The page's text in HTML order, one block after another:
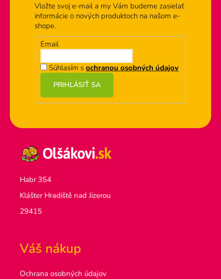
Vložte svoj e-mail a my Vám budeme zasielať
informácie o nových produktoch na našom e-
shope.
Email
Súhlasím sochranou osobných údajov
PRIHLÁSIŤ SA
Habr 354
Klášter Hradiště nad Jizerou
29415
Váš nákup
Ochrana osobných údajov